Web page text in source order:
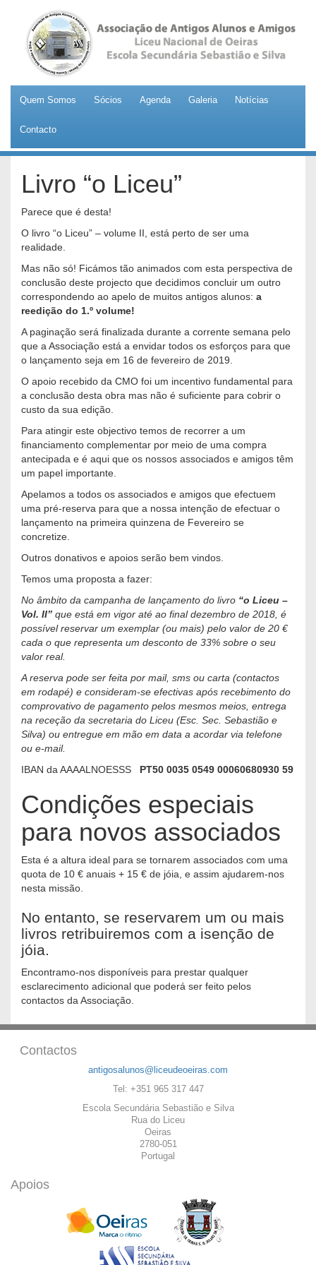
Quem Somos Sócios Agenda Galeria Notícias
Contacto
Livro “o Liceu”
Parece que é desta!
O livro “o Liceu” – volume II, está perto de ser uma
realidade.
Mas não só! Ficámos tão animados com esta perspectiva de
conclusão deste projecto que decidimos concluir um outro
correspondendo ao apelo de muitos antigos alunos: a
reedição do 1.º volume!
A paginação será finalizada durante a corrente semana pelo
que a Associação está a envidar todos os esforços para que
o lançamento seja em 16 de fevereiro de 2019.
O apoio recebido da CMO foi um incentivo fundamental para
a conclusão desta obra mas não é suficiente para cobrir o
custo da sua edição.
Para atingir este objectivo temos de recorrer a um
financiamento complementar por meio de uma compra
antecipada e é aqui que os nossos associados e amigos têm
um papel importante.
Apelamos a todos os associados e amigos que efectuem
uma pré-reserva para que a nossa intenção de efectuar o
lançamento na primeira quinzena de Fevereiro se
concretize.
Outros donativos e apoios serão bem vindos.
Temos uma proposta a fazer:
No âmbito da campanha de lançamento do livro “o Liceu –
Vol. II” que está em vigor até ao final dezembro de 2018, é
possível reservar um exemplar (ou mais) pelo valor de 20 €
cada o que representa um desconto de 33% sobre o seu
valor real.
A reserva pode ser feita por mail, sms ou carta (contactos
em rodapé) e consideram-se efectivas após recebimento do
comprovativo de pagamento pelos mesmos meios, entrega
na receção da secretaria do Liceu (Esc. Sec. Sebastião e
Silva) ou entregue em mão em data a acordar via telefone
ou e-mail.
IBAN da AAAALNOESSS PT50 0035 0549 00060680930 59
Condições especiais
para novos associados
Esta é a altura ideal para se tornarem associados com uma
quota de 10 € anuais + 15 € de jóia, e assim ajudarem-nos
nesta missão.
No entanto, se reservarem um ou mais
livros retribuiremos com a isenção de
jóia.
Encontramo-nos disponíveis para prestar qualquer
esclarecimento adicional que poderá ser feito pelos
contactos da Associação.
Contactos
antigosalunos@liceudeoeiras.com
Tel: +351 965 317 447
Escola Secundária Sebastião e Silva
Rua do Liceu
Oeiras
2780-051
Portugal
Apoios